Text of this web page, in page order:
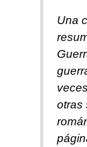
Una
otras